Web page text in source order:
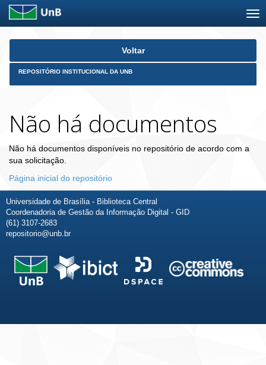
Skip
Voltar
REPOSITÓRIO INSTITUCIONAL DA UNB
Não há documentos
Não há documentos disponíveis no repositório de acordo com a
sua solicitação.
Página inicial do repositório
Universidade de Brasília - Biblioteca Central
Coordenadoria de Gestão da Informação Digital - GID
(61) 3107-2683
repositorio@unb.br